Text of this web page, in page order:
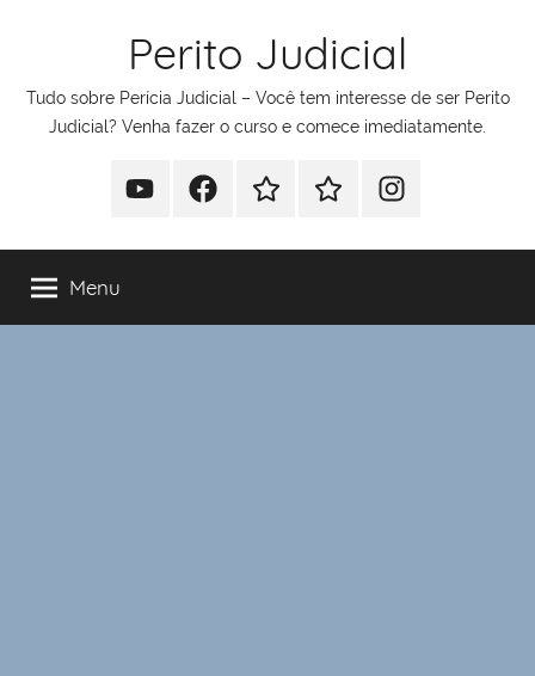
conteúdo
Perito Judicial
Tudo sobre Perícia Judicial – Você tem interesse de ser Perito
Judicial? Venha fazer o curso e comece imediatamente.
YoutubeFacebookWhatsappTelegramInstagram
Menu